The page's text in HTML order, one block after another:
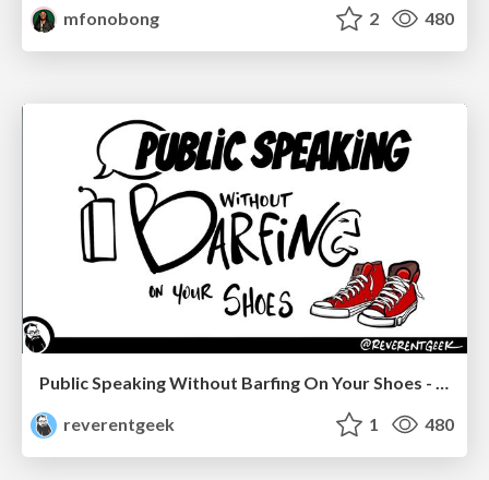
mfonobong
2 480
Public Speaking Without Barfing On Your Shoes - THAT 2023
reverentgeek
1 480